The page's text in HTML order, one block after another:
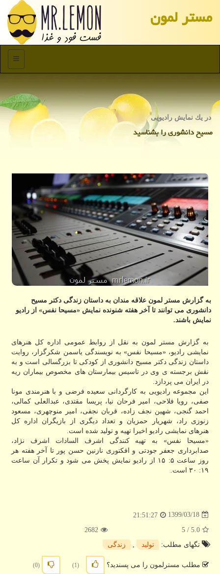
مستر لمون
منو
در یك نمایش رادیویی
مسیح دانشوری را بشناسید
به گزارش مستر لمون علاقه مندان به داستان زندگی دكتر مسیح
دانشوری می توانند تا آخر هفته شنونده نمایش «مسیحا نفس» از رادیو
نمایش باشند.
به گزارش مستر لمون به نقل از روابط عمومی اداره کل هنرهای
نمایشی رادیو، «مسیحا نفس» به نویسندگی یاسمن شکرگزار، روایت
داستان زندگی دکتر مسیح دانشوری از کودکی تا بزرگسالی است و به
نقش برجسته ی وی در تاسیس بیمارستان های مخصوص بیماران ریه
در ایران می پردازد.
این مجموعه رادیویی به کارگردانی سعیده فرضی و با هنرمندی مونا
صفی، رویا فلاحی، امیر فرحان نیا، پریسا مقتدی، عبدالعلی کمالی،
احمد گنجی، شهین نجف زاده، قربان نجفی، امیر منوچهری، مسعود
زنوزی راد، شهریار حمزیان و تعداد دیگری از بازیگران اداره کل
هنرهای نمایشی رادیو اخیرا تهیه و تولید شده است.
«مسیحا نفس» به تهیه کنندگی اشرف السادات اشرف نژاد،
صدابرداری جعفر جودتی و افکتوری نازنین حسن پور تا آخر هفته هر
روز ساعت ۵: ۱۵ از رادیو نمایش پخش می شود و تکرار آن ساعت
۱۹: ۳۰ است.
1399/03/18
21:51:27
5.0
/ 5
2682
تگهای مطلب:
تولید زندگی
مطلب مسترلمون را می پسندید؟ (1)
(0)